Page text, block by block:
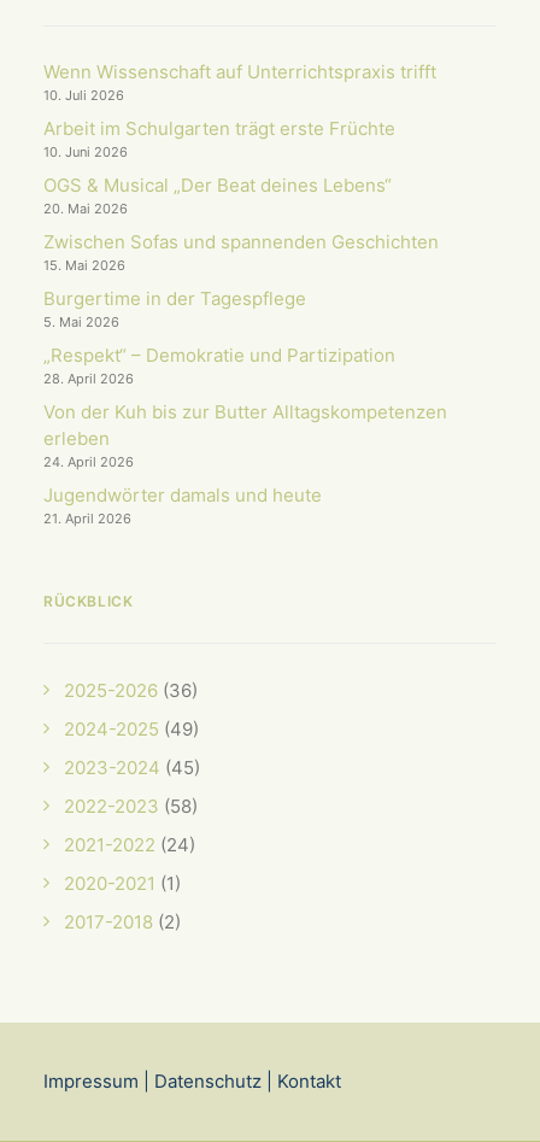
Wenn Wissenschaft auf Unterrichts­praxis trifft
10. Juli 2026
Arbeit im Schulgarten trägt erste Früchte
10. Juni 2026
OGS & Musical „Der Beat deines Lebens“
20. Mai 2026
Zwischen Sofas und spannenden Geschichten
15. Mai 2026
Burgertime in der Tagespflege
5. Mai 2026
„Respekt“ – Demokratie und Partizipation
28. April 2026
Von der Kuh bis zur Butter Alltagskompetenzen
erleben
24. April 2026
Jugendwörter damals und heute
21. April 2026
RÜCKBLICK
2025-2026 (36)
2024-2025 (49)
2023-2024 (45)
2022-2023 (58)
2021-2022 (24)
2020-2021 (1)
2017-2018 (2)
Impressum Datenschutz Kontakt